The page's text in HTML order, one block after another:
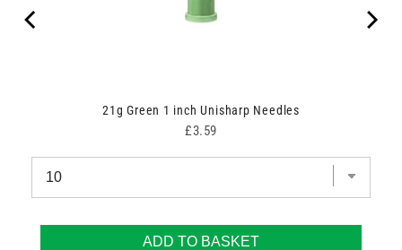
21g Green 1 inch Unisharp Needles
Price
£3.59
ADD TO BASKET